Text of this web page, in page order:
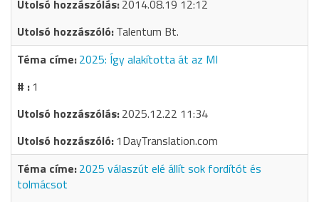
2014.08.19 12:12
Talentum Bt.
2025: Így alakította át az MI
1
2025.12.22 11:34
1DayTranslation.com
2025 válaszút elé állít sok fordítót és
tolmácsot